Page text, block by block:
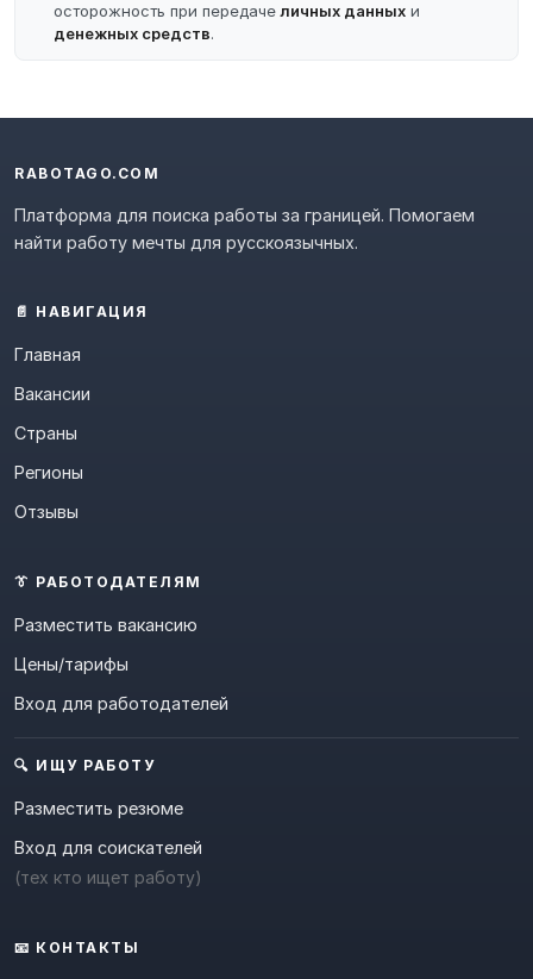
осторожность при передачеличных данных и
денежных средств.
RABOTAGO.COM
Платформа для поиска работы за границей. Помогаем
найти работу мечты для русскоязычных.
📄 НАВИГАЦИЯ
Главная
Вакансии
Страны
Регионы
Отзывы
👔 РАБОТОДАТЕЛЯМ
Разместить вакансию
Цены/тарифы
Вход для работодателей
🔍 ИЩУ РАБОТУ
Разместить резюме
Вход для соискателей
(тех кто ищет работу)
📧 КОНТАКТЫ